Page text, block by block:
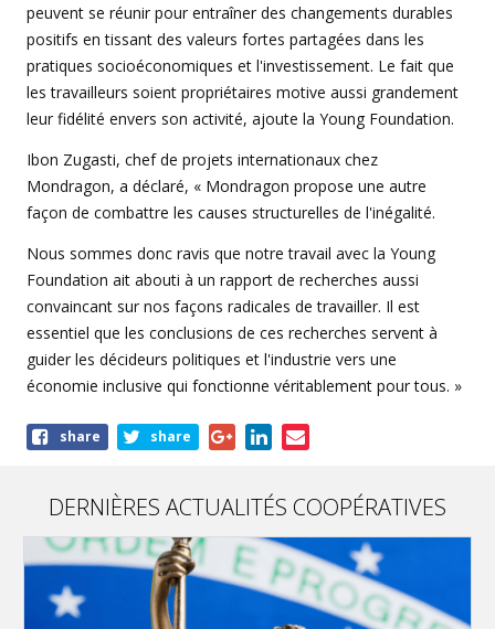
peuvent se réunir pour entraîner des changements durables
positifs en tissant des valeurs fortes partagées dans les
pratiques socioéconomiques et l'investissement. Le fait que
les travailleurs soient propriétaires motive aussi grandement
leur fidélité envers son activité, ajoute la Young Foundation.
Ibon Zugasti, chef de projets internationaux chez
Mondragon, a déclaré, « Mondragon propose une autre
façon de combattre les causes structurelles de l'inégalité.
Nous sommes donc ravis que notre travail avec la Young
Foundation ait abouti à un rapport de recherches aussi
convaincant sur nos façons radicales de travailler. Il est
essentiel que les conclusions de ces recherches servent à
guider les décideurs politiques et l'industrie vers une
économie inclusive qui fonctionne véritablement pour tous. »
Shareshare share
DERNIÈRES ACTUALITÉS COOPÉRATIVES